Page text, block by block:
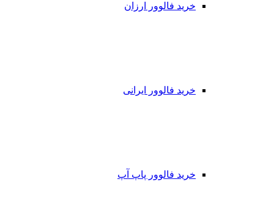
خرید فالوور ارزان
خرید فالوور ایرانی
خرید فالوور پاپ آپ